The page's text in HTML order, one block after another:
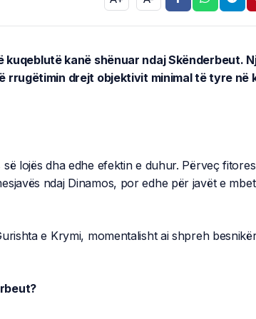
kanë shënuar ndaj Skënderbeut.
rrugëtimin drejt objektivit minimal të tyre në
lojës dha edhe efektin e duhur. Përveç
ndaj Dinamos, por edhe për javët e
e Krymi, momentalisht ai shpreh